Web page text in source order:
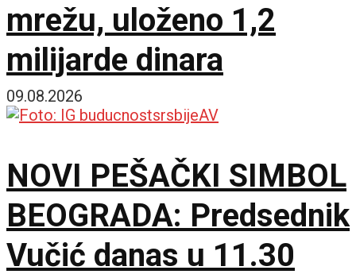
mrežu, uloženo 1,2
milijarde dinara
09.08.2026
NOVI PEŠAČKI SIMBOL
BEOGRADA: Predsednik
Vučić danas u 11.30